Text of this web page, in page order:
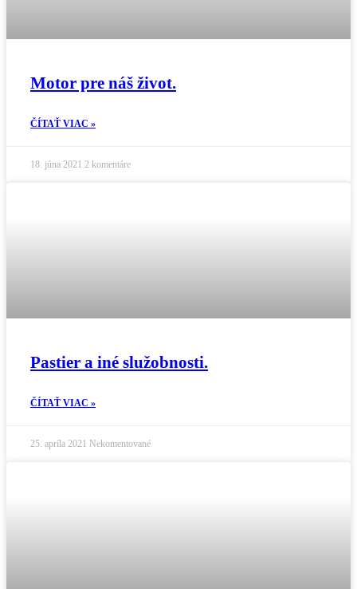
Motor pre náš život.
ČÍTAŤ VIAC »
18. júna 2021 2 komentáre
Pastier a iné služobnosti.
ČÍTAŤ VIAC »
25. apríla 2021 Nekomentované